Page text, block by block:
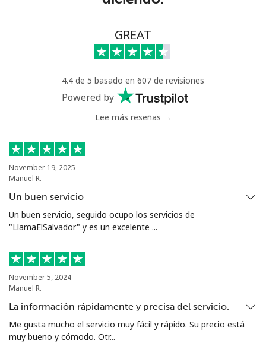
19 min por ⁦$10⁩
Antigua And Barbuda
Argentina
Línea fija ⁦2.1c⁩
Celular ⁦27.9c⁩ 35 min por ⁦$10⁩
Armenia
Línea fija
Celular ⁦45.5c⁩ 21 min por ⁦$10⁩ -
GREAT
4.4 de 5 basado en 607 de revisiones
Powered by
Lee más reseñas →
November 19, 2025
Manuel R.
Un buen servicio
Un buen servicio, seguido ocupo los servicios de
"LlamaElSalvador" y es un excelente ...
November 5, 2024
Manuel R.
La información rápidamente y precisa del servicio.
Me gusta mucho el servicio muy fácil y rápido. Su precio está
muy bueno y cómodo. Otr...